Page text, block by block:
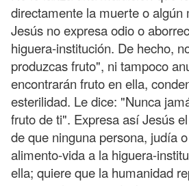
directamente la muerte o algún
Jesús no expresa odio o
higuera-institución. De hecho,
produzcas fruto", ni tampoco
encontrarán fruto en ella,
esterilidad. Le dice: "Nunca
fruto de ti". Expresa así Jesús
de que ninguna persona, judía
alimento-vida a la higuera-
ella; quiere que la humanidad